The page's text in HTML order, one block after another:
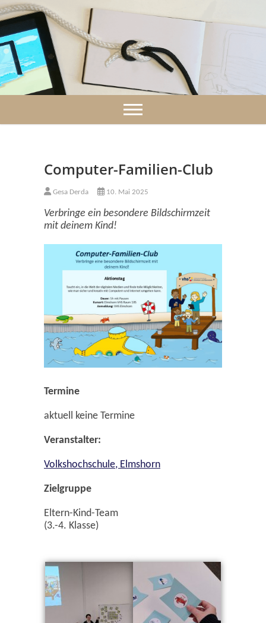
Skip
to
content
Computer-Familien-Club
Gesa Derda 10. Mai 2025
Verbringe ein besondere Bildschirmzeit
mit deinem Kind!
Termine
aktuell keine Termine
Veranstalter:
Volkshochschule, Elmshorn
Zielgruppe
Eltern-Kind-Team
(3.-4. Klasse)